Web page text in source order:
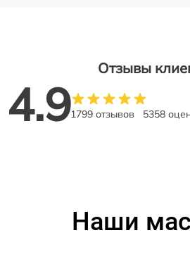
Отзывы
4.91799 отзывов 5358
Наши